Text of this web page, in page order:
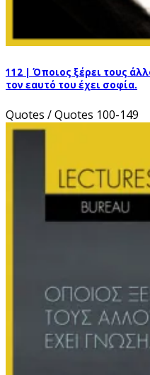
112 | Όποιος ξέρει τους
τον εαυτό του έχει σοφία.
Quotes / Quotes 100-149